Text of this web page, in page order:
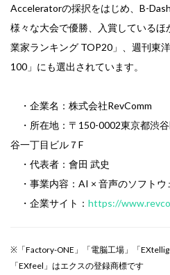
Acceleratorの採択をはじめ、B-
様々な大会で優勝、入賞しているほ
業家ランキング TOP20」、週刊東
100」にも選出されています。
・企業名：株式会社RevComm
・所在地：〒150-0002東京都渋
谷一丁目ビル７F
・代表者：會田 武史
・事業内容：AI × 音声のソフトウ
・企業サイト： https://
※「Factory-ONE」「電脳工場」「
「EXfeel」はエクスの登録商標です